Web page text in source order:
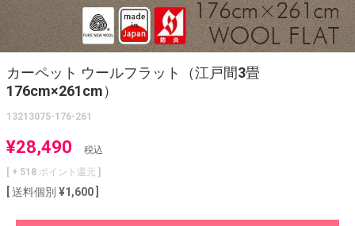
カーペット ウールフラット（江戸間3畳
176cm×261cm）
13213075-176-261
¥28,490
税込
[ + 518 ポイント還元 ]
送料個別 ¥1,600